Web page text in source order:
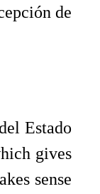
de
Estado
gives
sense